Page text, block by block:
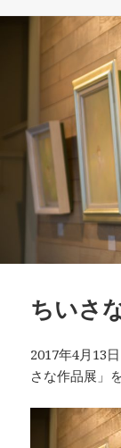
ちいさ
2017年4月13
さな作品展」